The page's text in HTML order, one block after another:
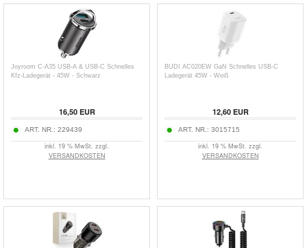
Joyroom C-A35 USB-A & USB-C Schnelles
Kfz-Ladegerät - 45W - Schwarz
16,50EUR
ART. NR.: 229439
inkl. 19 % MwSt. zzgl.
VERSANDKOSTEN
BUDI AC020EW GaN Schnelles USB-C
Ladegerät 45W - Weiß
12,60EUR
ART. NR.: 3015715
inkl. 19 % MwSt. zzgl.
VERSANDKOSTEN